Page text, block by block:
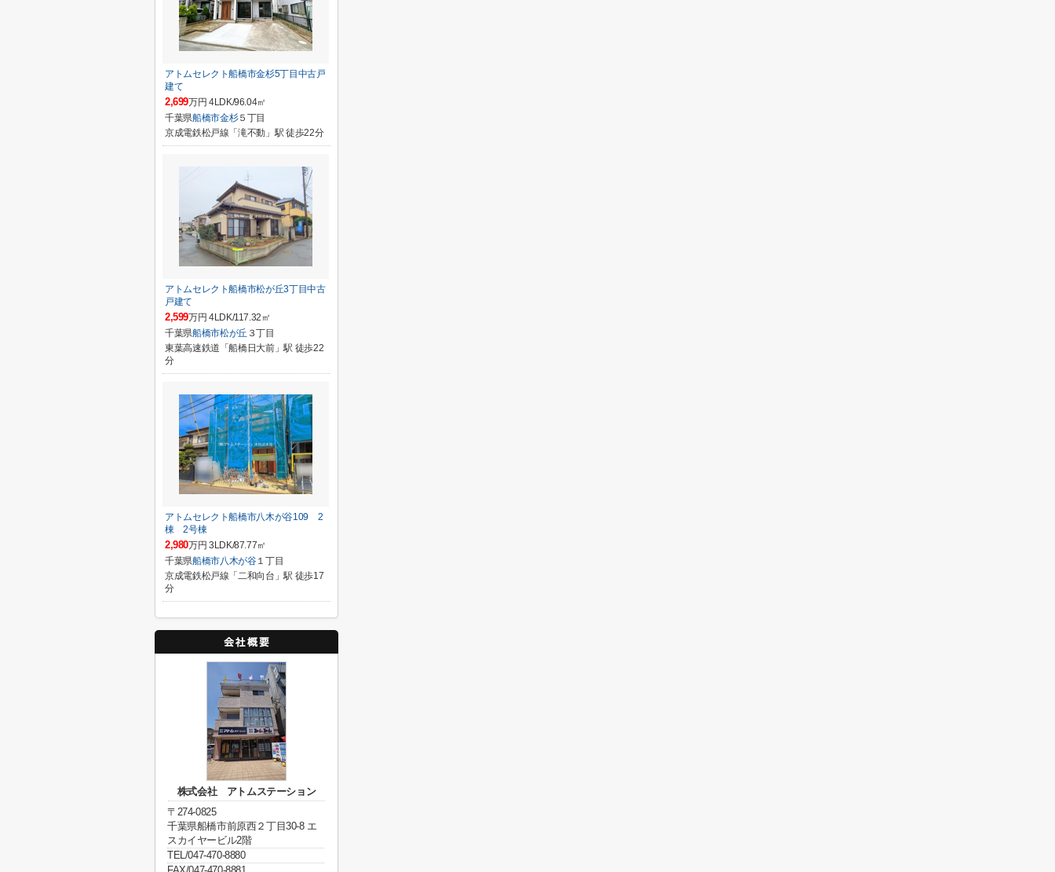
アトムセレクト船橋市金杉5丁目中古戸
建て
2,699万円 4LDK/96.04㎡
千葉県船橋市金杉５丁目
京成電鉄松戸線「滝不動」駅 徒歩22分
アトムセレクト船橋市松が丘3丁目中古
戸建て
2,599万円 4LDK/117.32㎡
千葉県船橋市松が丘 ３丁目
東葉高速鉄道「船橋日大前」駅 徒歩22
分
アトムセレクト船橋市八木が谷109 2
棟 2号棟
2,980万円 3LDK/87.77㎡
千葉県船橋市八木が谷１丁目
京成電鉄松戸線「二和向台」駅 徒歩17
分
株式会社 アトムステーション
〒274-0825
千葉県船橋市前原西２丁目30-8 エ
スカイヤービル2階
TEL/047-470-8880